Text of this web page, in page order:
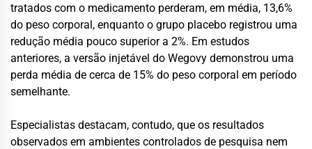
tratados com o medicamento perderam, em média, 13,6%
do peso corporal, enquanto o grupo placebo registrou uma
redução média pouco superior a 2%. Em estudos
anteriores, a versão injetável do Wegovy demonstrou uma
perda média de cerca de 15% do peso corporal em período
semelhante.
Especialistas destacam, contudo, que os resultados
observados em ambientes controlados de pesquisa nem